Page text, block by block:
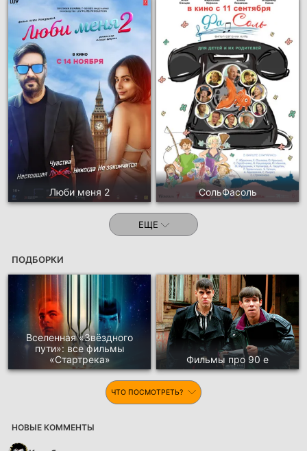
Люби меня 2 СольФасоль
ЕЩЕ
ПОДБОРКИ
Вселенная «Звёздного
пути»: все фильмы
«Стартрека»
Фильмы про 90 е
ЧТО ПОСМОТРЕТЬ?
НОВЫЕ КОММЕНТЫ